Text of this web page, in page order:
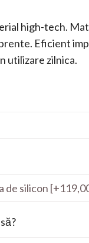
high-tech.
Eficient
utilizare zilnica.